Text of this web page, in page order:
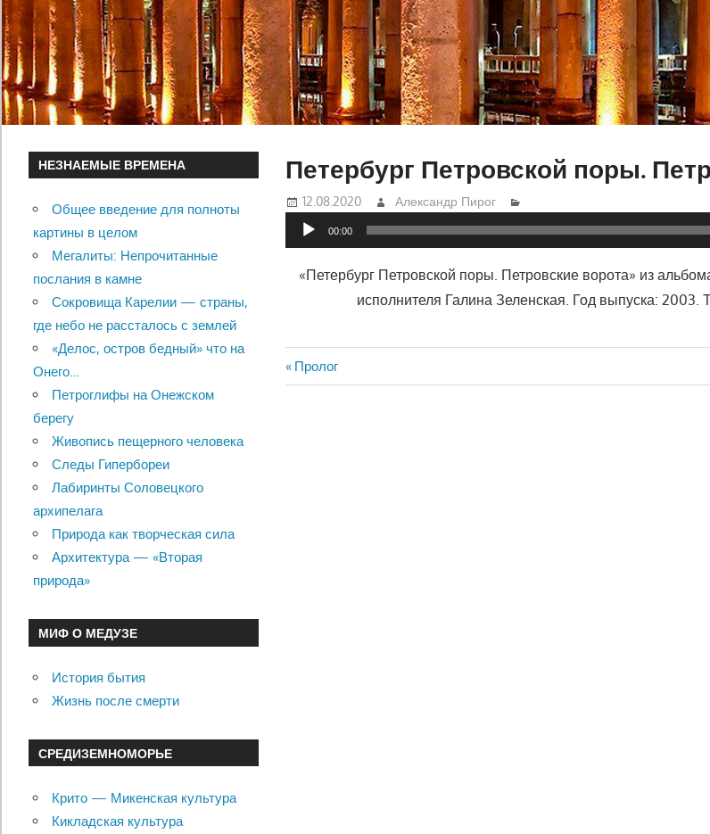
Петербург Петровской поры.
12.08.2020 Александр Пирог
Аудиоплеер
00:00
«Петербург Петровской поры. Петровские ворота» из
исполнителя Галина Зеленская. Год выпуска: 2003.
Навигация
Previous
Post:
Пролог
НЕЗНАЕМЫЕ ВРЕМЕНА
Общее введение для полноты
картины в целом
Мегалиты: Непрочитанные
послания в камне
Сокровища Карелии — страны,
где небо не рассталось с землей
«Делос, остров бедный» что на
Онего…
Петроглифы на Онежском
берегу
Живопись пещерного человека
Следы Гипербореи
Лабиринты Соловецкого
архипелага
Природа как творческая сила
Архитектура — «Вторая
природа»
МИФ О МЕДУЗЕ
История бытия
Жизнь после смерти
СРЕДИЗЕМНОМОРЬЕ
Крито — Микенская культура
Кикладская культура